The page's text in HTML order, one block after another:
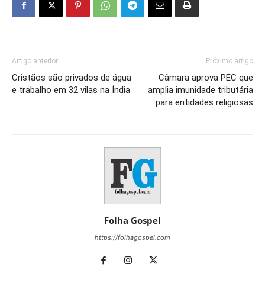
Artigo anterior
Cristãos são privados de água
e trabalho em 32 vilas na Índia
Próximo artigo
Câmara aprova PEC que
amplia imunidade tributária
para entidades religiosas
Folha Gospel
https://folhagospel.com